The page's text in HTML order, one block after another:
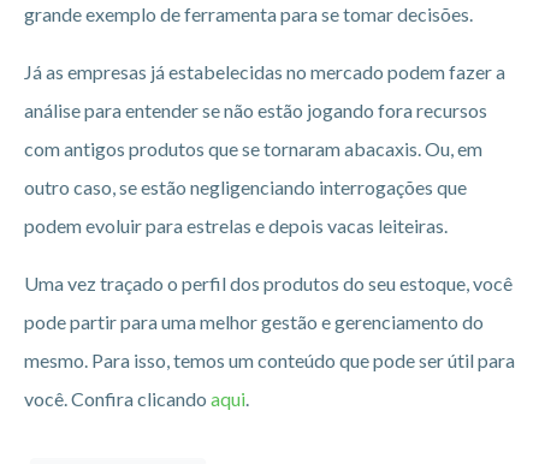
grande exemplo de ferramenta para se tomar decisões.
Já as empresas já estabelecidas no mercado podem fazer a
análise para entender se não estão jogando fora recursos
com antigos produtos que se tornaram abacaxis. Ou, em
outro caso, se estão negligenciando interrogações que
podem evoluir para estrelas e depois vacas leiteiras.
Uma vez traçado o perfil dos produtos do seu estoque, você
pode partir para uma melhor gestão e gerenciamento do
mesmo. Para isso, temos um conteúdo que pode ser útil para
você. Confira clicando aqui.